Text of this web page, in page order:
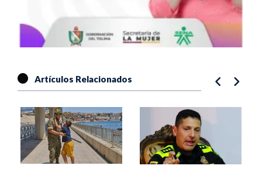
Artículos Relacionados